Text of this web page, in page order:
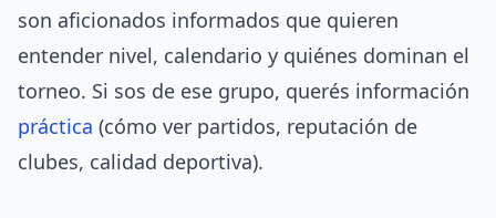
son aficionados informados que quieren
entender nivel, calendario y quiénes dominan el
torneo. Si sos de ese grupo, querés información
práctica (cómo ver partidos, reputación de
clubes, calidad deportiva).